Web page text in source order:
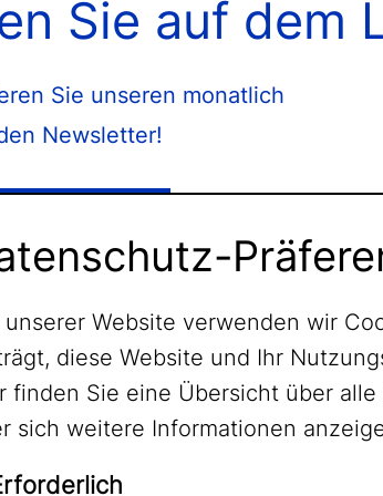
Sie auf dem
Sie unseren monatlich
Newsletter!
unserer Website verwenden wir
diese Website und Ihr
finden Sie eine Übersicht über
sich weitere Informationen